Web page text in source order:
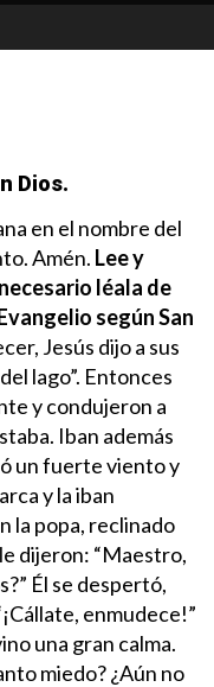
Dios.
en el nombre del
Amén. Lee y
léala de
según San
Jesús dijo a sus
lago”. Entonces
y condujeron a
Iban además
un fuerte viento y
y la iban
la popa, reclinado
dijeron: “Maestro,
Él se despertó,
enmudece!”
una gran calma.
miedo? ¿Aún no